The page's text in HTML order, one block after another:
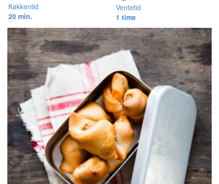
Køkkentid
20 min.
Ventetid
1 time